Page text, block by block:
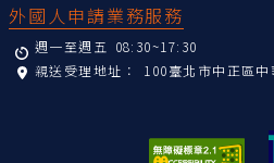
外國人申請業務服務
週一至週五 08:30~17:30
親送受理地址： 100臺北市中正區